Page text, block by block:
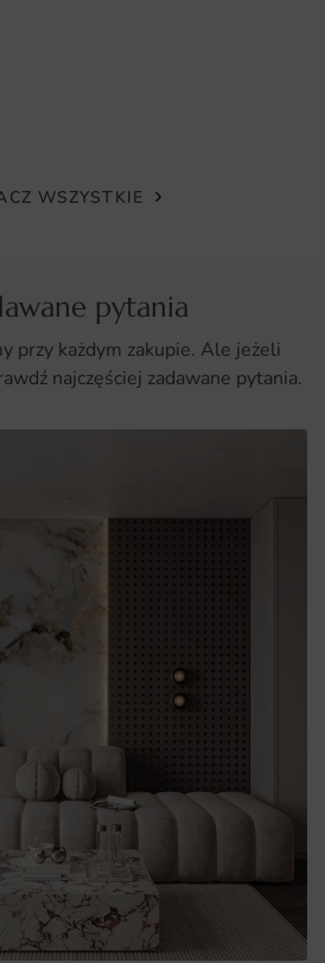
WSZYSTKIE
pytania
przy każdym zakupie. Ale jeżeli
najczęściej zadawane pytania.